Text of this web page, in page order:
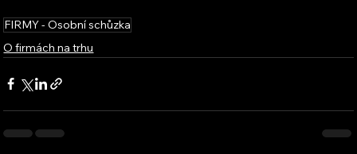
FIRMY - Osobní schůzka
O firmách na trhu